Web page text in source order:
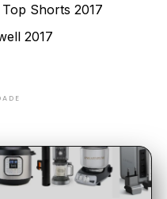
Shorts 2017
2017